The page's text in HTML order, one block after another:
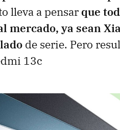
lleva a pensar que
mercado, ya sean
de serie. Pero
13c